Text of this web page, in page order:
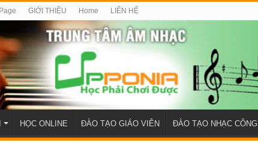
GIỚI THIỆU Home LIÊN HỆ
HỌC ONLINE ĐÀO TẠO GIÁO VIÊN ĐÀO TẠO NHẠC CÔNG